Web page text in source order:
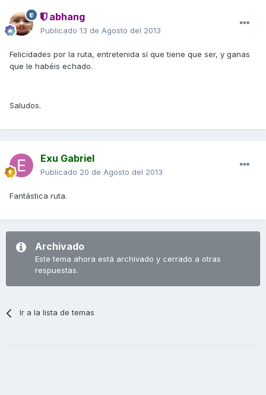
abhang
Publicado 13 de Agosto del 2013
Felicidades por la ruta, entretenida sí que tiene que ser, y ganas
que le habéis echado.
Saludos.
Exu Gabriel
Publicado 20 de Agosto del 2013
Fantástica ruta.
Archivado
Este tema ahora está archivado y cerrado a otras
respuestas.
Ir a la lista de temas